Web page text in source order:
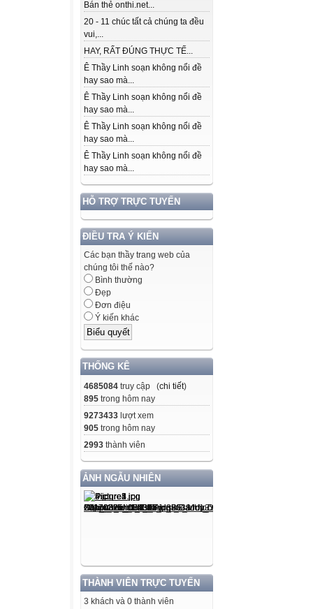
Bán thẻ onthi.net...
20 - 11 chúc tất cả chúng ta đều
vui,...
HAY, RẤT ĐÚNG THỰC TẾ...
Ê Thầy Linh soạn không nổi đề
hay sao mà...
Ê Thầy Linh soạn không nổi đề
hay sao mà...
Ê Thầy Linh soạn không nổi đề
hay sao mà...
Ê Thầy Linh soạn không nổi đề
hay sao mà...
HỖ TRỢ TRỰC TUYẾN
ĐIỀU TRA Ý KIẾN
Các bạn thầy trang web của
chúng tôi thế nào?
Bình thường
Đẹp
Đơn điệu
Ý kiến khác
THỐNG KÊ
4685084 truy cập (chi tiết)
895 trong hôm nay
9273433 lượt xem
905 trong hôm nay
2993 thành viên
ẢNH NGẪU NHIÊN
THÀNH VIÊN TRỰC TUYẾN
3 khách và 0 thành viên